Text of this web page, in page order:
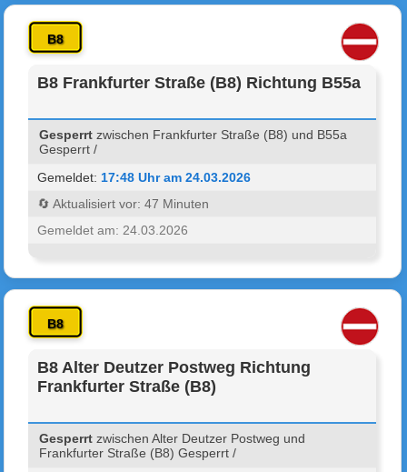
B8
B8 Frankfurter Straße (B8) Richtung B55a
Gesperrt zwischen Frankfurter Straße (B8) und B55a
Gesperrt /
Gemeldet: 17:48 Uhr am 24.03.2026
🔄 Aktualisiert vor: 47 Minuten
Gemeldet am: 24.03.2026
B8
B8 Alter Deutzer Postweg Richtung
Frankfurter Straße (B8)
Gesperrt zwischen Alter Deutzer Postweg und
Frankfurter Straße (B8) Gesperrt /